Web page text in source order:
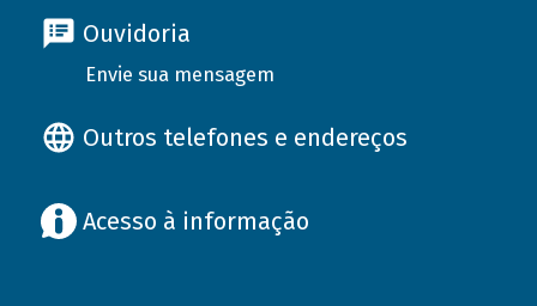
Ouvidoria
Envie sua mensagem
Outros telefones e endereços
Acesso à informação